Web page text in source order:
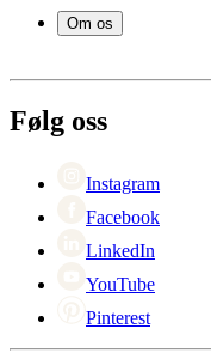
Service
Betaling
Retur
Om os
Karriere
Black Friday
Cyber Monday
Følg oss
Instagram
Facebook
LinkedIn
YouTube
Pinterest